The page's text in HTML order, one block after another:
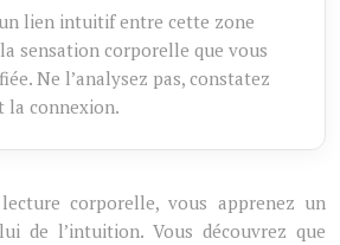
lien intuitif entre cette zone
sensation corporelle que vous
Ne l’analysez pas, constatez
la connexion.
corporelle, vous apprenez un
de l’intuition. Vous découvrez que